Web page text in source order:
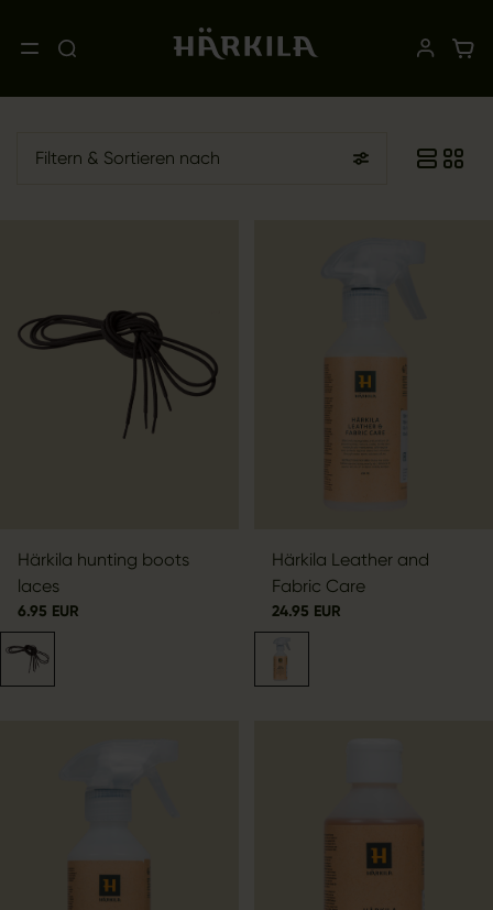
Filtern & Sortieren nach
Härkila hunting boots
laces
6.95 EUR
Härkila Leather and
Fabric Care
24.95 EUR